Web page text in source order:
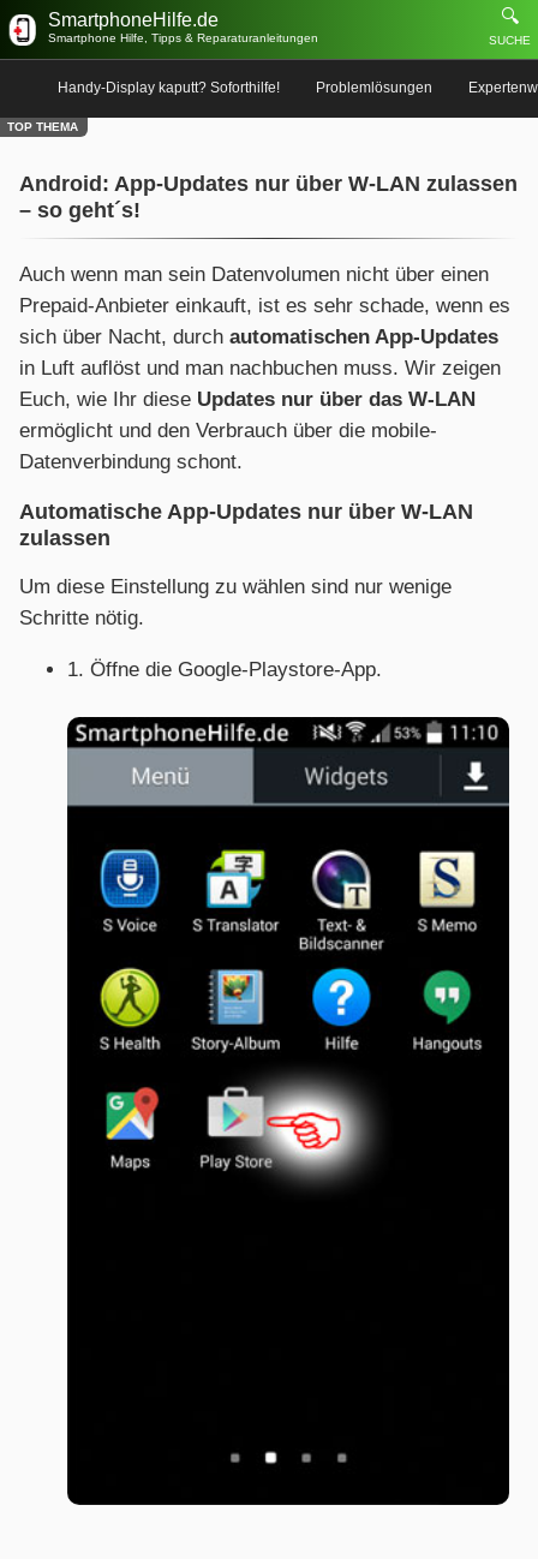
SmartphoneHilfe.de
Smartphone Hilfe, Tipps & Reparaturanleitungen
🔍
SUCHE
Handy-Display kaputt? Soforthilfe! Problemlösungen
TOP THEMA
Android: App-Updates nur über W-LAN zulassen
– so geht´s!
Auch wenn man sein Datenvolumen nicht über einen
Prepaid-Anbieter einkauft, ist es sehr schade, wenn es
sich über Nacht, durch automatischen App-Updates
in Luft auflöst und man nachbuchen muss. Wir zeigen
Euch, wie Ihr diese Updates nur über das W-LAN
ermöglicht und den Verbrauch über die mobile-
Datenverbindung schont.
Automatische App-Updates nur über W-LAN
zulassen
Um diese Einstellung zu wählen sind nur wenige
Schritte nötig.
1. Öffne die Google-Playstore-App.